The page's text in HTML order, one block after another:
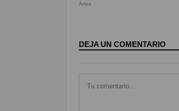
Artes
DEJA UN COMENTARIO